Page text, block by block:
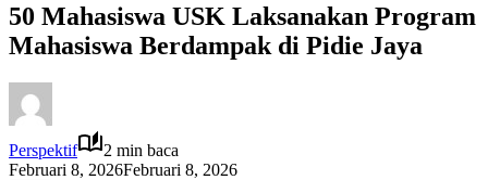
50 Mahasiswa USK Laksanakan Program
Mahasiswa Berdampak di Pidie Jaya
Perspektif
2 min baca
Februari 8, 2026Februari 8, 2026